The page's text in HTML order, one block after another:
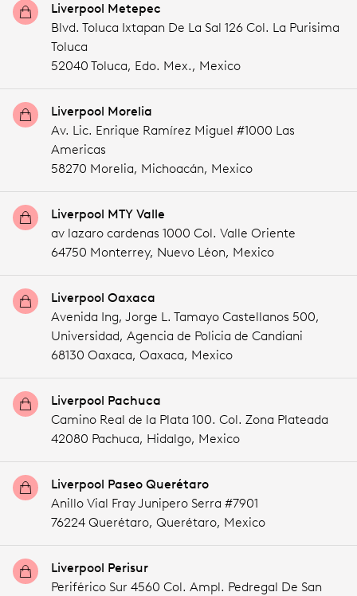
Liverpool Metepec
Blvd. Toluca Ixtapan De La Sal 126 Col. La Purisima
Toluca
52040 Toluca, Edo. Mex., Mexico
Liverpool Morelia
Av. Lic. Enrique Ramírez Miguel #1000 Las
Americas
58270 Morelia, Michoacán, Mexico
Liverpool MTY Valle
av lazaro cardenas 1000 Col. Valle Oriente
64750 Monterrey, Nuevo Léon, Mexico
Liverpool Oaxaca
Avenida Ing, Jorge L. Tamayo Castellanos 500,
Universidad, Agencia de Policia de Candiani
68130 Oaxaca, Oaxaca, Mexico
Liverpool Pachuca
Camino Real de la Plata 100. Col. Zona Plateada
42080 Pachuca, Hidalgo, Mexico
Liverpool Paseo Querétaro
Anillo Vial Fray Junipero Serra #7901
76224 Querétaro, Querétaro, Mexico
Liverpool Perisur
Periférico Sur 4560 Col. Ampl. Pedregal De San